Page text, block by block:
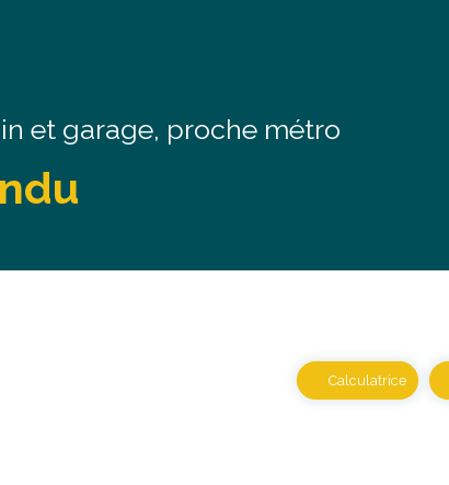
et garage, proche métro
Calculatrice